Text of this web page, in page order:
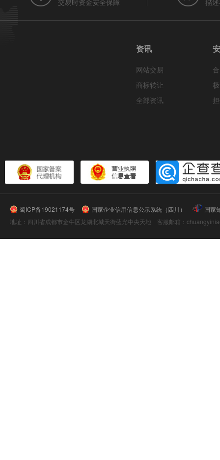
交易时资金安全保障 描
资讯
网站交易
商标转让
全部资讯
蜀ICP备19021174号 国家企业信用信息公示系统（四川）
国家
地址：四川省成都市金牛区龙湖北城天街蓝光中央天地 客服邮箱：